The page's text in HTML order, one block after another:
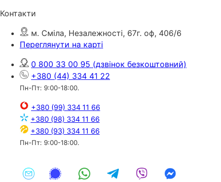
Контакти
м. Сміла, Незалежності, 67г. оф, 406/6
Переглянути на карті
0 800 33 00 95 (дзвінок безкоштовний)
+380 (44) 334 41 22
Пн-Пт: 9:00-18:00.
+380 (99) 334 11 66
+380 (98) 334 11 66
+380 (93) 334 11 66
Пн-Пт: 9:00-18:00.